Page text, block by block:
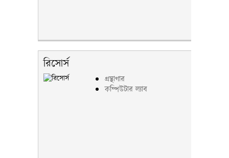
রিসোর্স
গ্রন্থাগার
কম্পিউটার ল্যাব